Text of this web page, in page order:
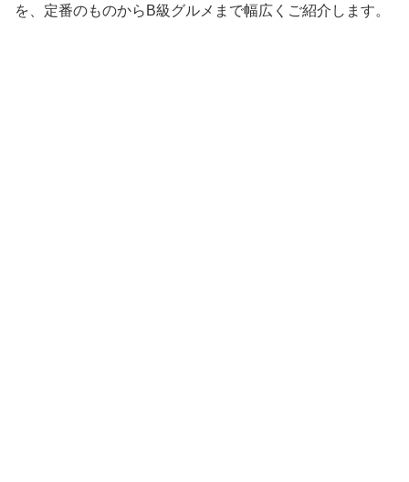
を、定番のものからB級グルメまで幅広くご紹介します。